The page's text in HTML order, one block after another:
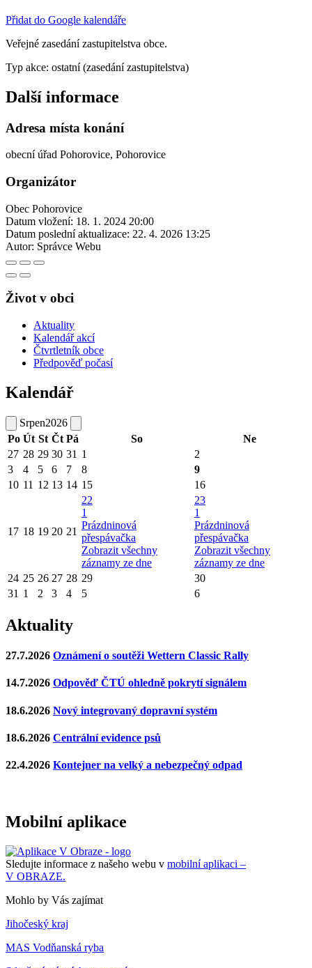
Přidat do Google kalendáře
Veřejné zasedání zastupitelstva obce.
Typ akce: ostatní (zasedání zastupitelstva)
Další informace
Adresa místa konání
obecní úřad Pohorovice, Pohorovice
Organizátor
Obec Pohorovice
Datum vložení: 18. 1. 2024 20:00
Datum poslední aktualizace: 22. 4. 2026 13:25
Autor: Správce Webu
Život v obci
Aktuality
Kalendář akcí
Čtvrtletník obce
Předpověď počasí
Kalendář
Srpen2026
Po Út St Čt Pá So
Ne
27 28 29 30 31 1
2
3
4 5 6 7 8
9
10 11 12 13 14 15 16
17 18 19 20 21
22
1
Prázdninová
přespávačka
Zobrazit všechny
záznamy ze dne
23
1
Prázdninová
přespávačka
Zobrazit všechny
záznamy ze dne
24 25 26 27 28 29
30
31 1 2 3 4 5 6
Aktuality
27.7.2026 Oznámení o soutěži Wettern Classic Rally
14.7.2026 Odpověď ČTÚ ohledně pokrytí signálem
18.6.2026 Nový integrovaný dopravní systém
18.6.2026 Centrální evidence psů
22.4.2026 Kontejner na velký a nebezpečný odpad
Mobilní aplikace
Sledujte informace z našeho webu v mobilní aplikaci –
V OBRAZE.
Mohlo by Vás zajímat
Jihočeský kraj
MAS Vodňanská ryba